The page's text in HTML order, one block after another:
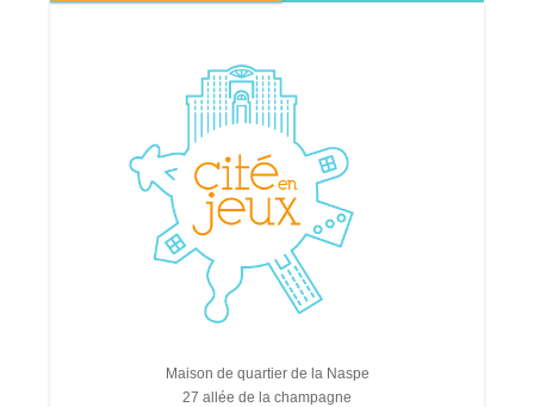
Maison de quartier de la Naspe
27 allée de la champagne